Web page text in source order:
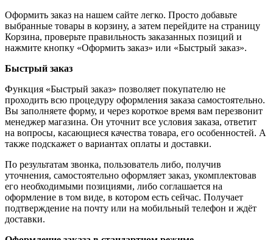
Оформить заказ на нашем сайте легко. Просто добавьте
выбранные товары в корзину, а затем перейдите на страницу
Корзина, проверьте правильность заказанных позиций и
нажмите кнопку «Оформить заказ» или «Быстрый заказ».
Быстрый заказ
Функция «Быстрый заказ» позволяет покупателю не
проходить всю процедуру оформления заказа самостоятельно.
Вы заполняете форму, и через короткое время вам перезвонит
менеджер магазина. Он уточнит все условия заказа, ответит
на вопросы, касающиеся качества товара, его особенностей. А
также подскажет о вариантах оплаты и доставки.
По результатам звонка, пользователь либо, получив
уточнения, самостоятельно оформляет заказ, укомплектовав
его необходимыми позициями, либо соглашается на
оформление в том виде, в котором есть сейчас. Получает
подтверждение на почту или на мобильный телефон и ждёт
доставки.